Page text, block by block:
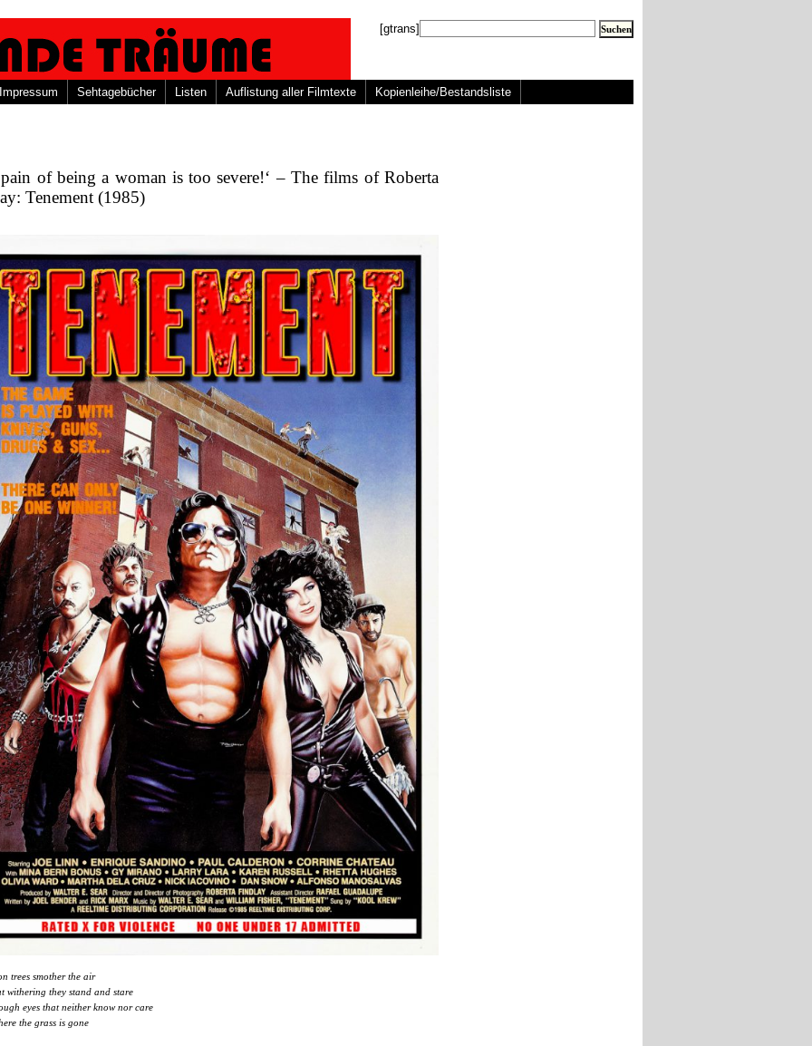
[gtrans]
Impressum Sehtagebücher Listen Auflistung aller Filmtexte Kopienleihe/Bestandsliste
pain of being a woman is too severe!‘ – The films of Roberta
Tenement (1985)
trees smother the air
withering they stand and stare
eyes that neither know nor care
the grass is gone